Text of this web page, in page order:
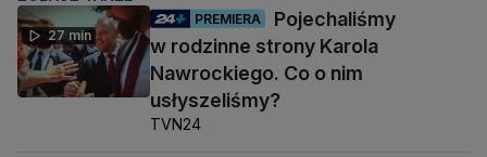
27 min
PREMIERA
Pojechaliśmy
w rodzinne strony Karola
Nawrockiego. Co o nim
usłyszeliśmy?
TVN24